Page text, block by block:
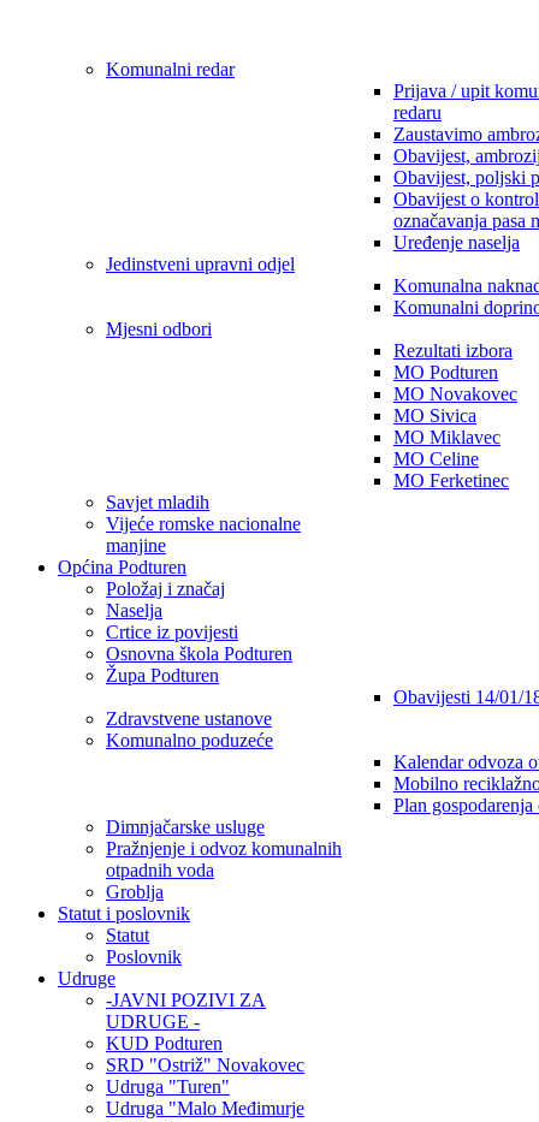
Komunalni redar
Prijava / upit
redaru
Zaustavimo
Obavijest,
Obavijest, poljski
Obavijest o
označavanja pasa
Uređenje naselja
Jedinstveni upravni odjel
Komunalna
Komunalni
Mjesni odbori
Rezultati izbora
MO Podturen
MO Novakovec
MO Sivica
MO Miklavec
MO Celine
MO Ferketinec
Savjet mladih
Vijeće romske nacionalne
manjine
Općina Podturen
Položaj i značaj
Naselja
Crtice iz povijesti
Osnovna škola Podturen
Župa Podturen
Obavijesti 14/01/
Zdravstvene ustanove
Komunalno poduzeće
Kalendar odvoza
Mobilno
Plan gospodarenja
Dimnjačarske usluge
Pražnjenje i odvoz komunalnih
otpadnih voda
Groblja
Statut i poslovnik
Statut
Poslovnik
Udruge
-JAVNI POZIVI ZA
UDRUGE -
KUD Podturen
SRD "Ostriž" Novakovec
Udruga "Turen"
Udruga "Malo Međimurje